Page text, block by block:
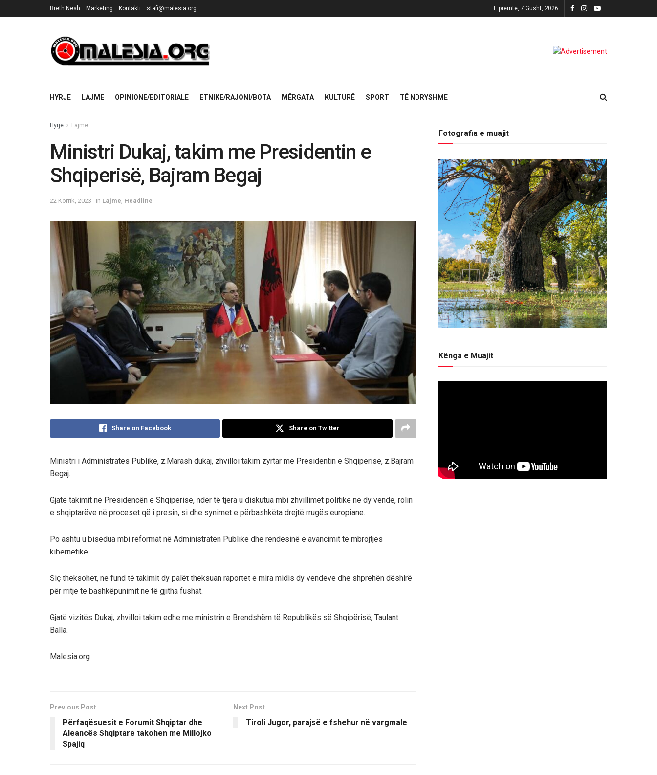
Rreth Nesh Marketing Kontakti stafi@malesia.org E premte, 7 Gusht, 2026
HYRJE LAJME OPINIONE/EDITORIALE ETNIKE/RAJONI/BOTA MËRGATA KULTURË SPORT TË NDRYSHME
Hyrje Lajme
Ministri Dukaj, takim me Presidentin e
Shqiperisë, Bajram Begaj
22 Korrik, 2023 in Lajme Headline
Share on Facebook Share on Twitter
Ministri i Administrates Publike, z.Marash dukaj, zhvilloi takim zyrtar me Presidentin e Shqiperisë, z.Bajram
Begaj.
Gjatë takimit në Presidencën e Shqiperisë, ndër të tjera u diskutua mbi zhvillimet politike në dy vende, rolin
e shqiptarëve në proceset që i presin, si dhe synimet e përbashkëta drejtë rrugës europiane.
Po ashtu u bisedua mbi reformat në Administratën Publike dhe rëndësinë e avancimit të mbrojtjes
kibernetike.
Siç theksohet, ne fund të takimit dy palët theksuan raportet e mira midis dy vendeve dhe shprehën dëshirë
për rritje të bashkëpunimit në të gjitha fushat.
Gjatë vizitës Dukaj, zhvilloi takim edhe me ministrin e Brendshëm të Republikës së Shqipërisë, Taulant
Balla.
Malesia.org
Previous Post
Përfaqësuesit e Forumit Shqiptar dhe
Aleancës Shqiptare takohen me Millojko
Spajiq
Next Post
Tiroli Jugor, parajsë e fshehur në vargmale
Fotografia e muajit
Kënga e Muajit